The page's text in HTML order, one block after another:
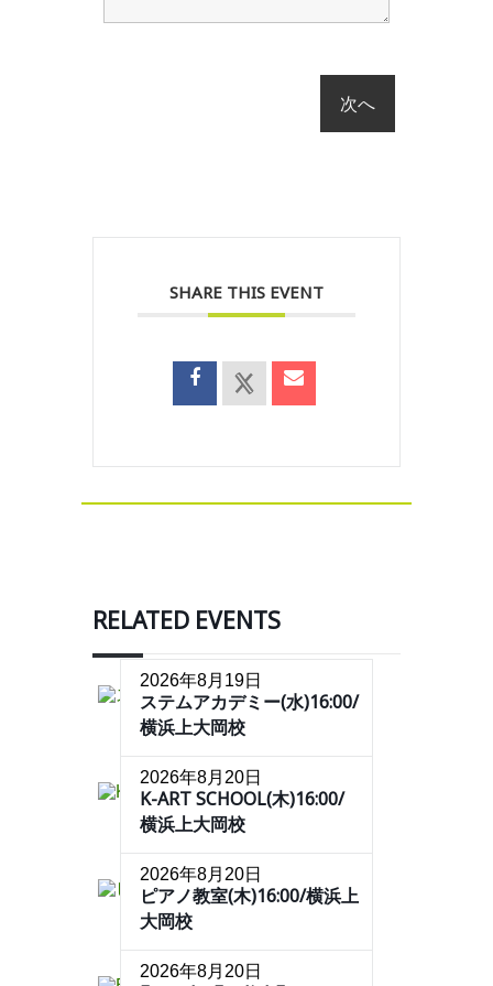
SHARE THIS EVENT
RELATED EVENTS
2026年8月19日
ステムアカデミー(水)16:00/
横浜上大岡校
2026年8月20日
K-ART SCHOOL(木)16:00/
横浜上大岡校
2026年8月20日
ピアノ教室(木)16:00/横浜上
大岡校
2026年8月20日